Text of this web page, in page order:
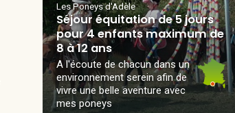
Les Poneys d'Adèle
Séjour équitation de 5 jours
pour 4 enfants maximum de
8 à 12 ans
A l'écoute de chacun dans un
environnement serein afin de
vivre une belle aventure avec
mes poneys